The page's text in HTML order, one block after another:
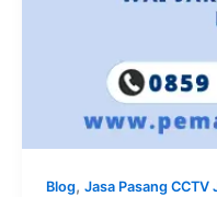
Blog, Jasa Pasang CCTV